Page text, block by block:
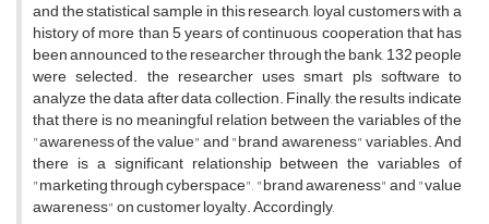
and the statistical sample in this research, loyal customers with a
history of more than 5 years of continuous cooperation that has
been announced to the researcher through the bank, 132 people
were selected. the researcher uses smart pls software to
analyze the data after data collection. Finally, the results indicate
that there is no meaningful relation between the variables of the
"awareness of the value" and "brand awareness" variables. And
there is a significant relationship between the variables of
"marketing through cyberspace", "brand awareness" and "value
awareness" on customer loyalty. Accordingly,